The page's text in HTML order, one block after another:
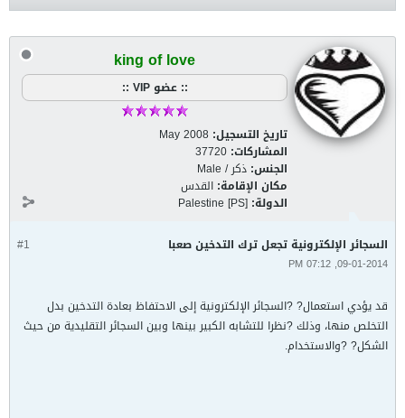
king of love
:: عضو VIP ::
تاريخ التسجيل: May 2008
المشاركات: 37720
الجنس: ذكر / Male
مكان الإقامة: القدس
الدولة: Palestine [PS]
#1 السجائر الإلكترونية تجعل ترك التدخين صعبا
09-01-2014, 07:12 PM
قد يؤدي استعمال? ?السجائر الإلكترونية إلى الاحتفاظ بعادة التدخين بدل
التخلص منها، وذلك ?نظرا للتشابه الكبير بينها وبين السجائر التقليدية من حيث
الشكل? ?والاستخدام.